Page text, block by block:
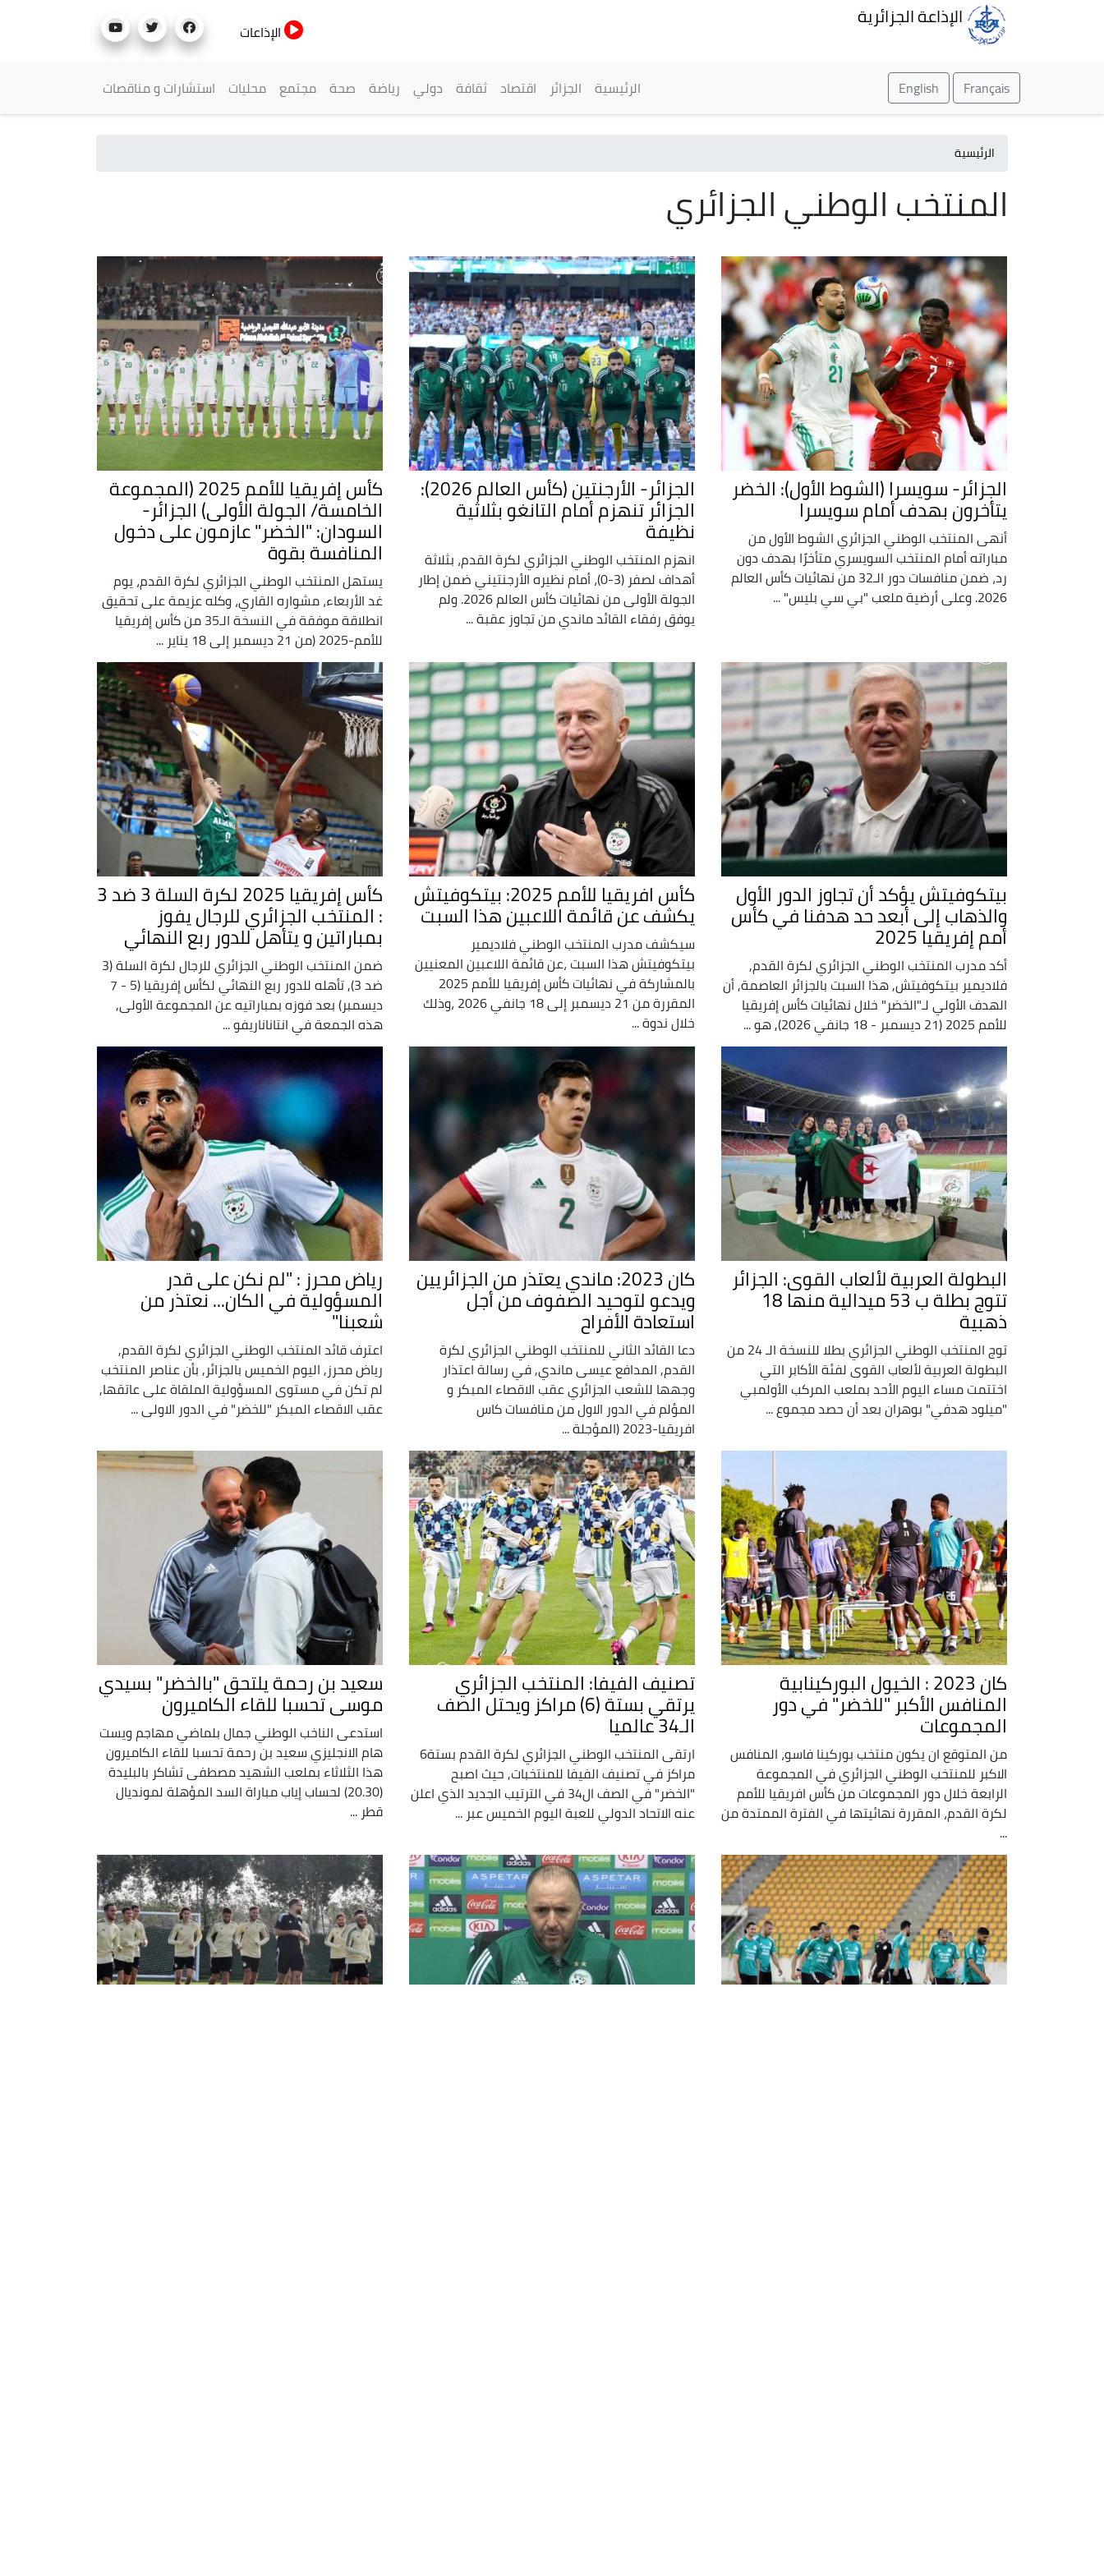
الإذاعة الجزائرية
الإذاعات
Français
English القائمة الرئيسية
الرئيسية الجزائر اقتصاد ثقافة دولي رياضة صحة مجتمع محليات استشارات و مناقصات
الرئيسية
المنتخب الوطني الجزائري
الجزائر- سويسرا (الشوط الأول): الخضر
يتأخرون بهدف أمام سويسرا
أنهى المنتخب الوطني الجزائري الشوط الأول من
مباراته أمام المنتخب السويسري متأخرًا بهدف دون
رد، ضمن منافسات دور الـ32 من نهائيات كأس العالم
2026. وعلى أرضية ملعب "بي سي بليس" ...
الجزائر- الأرجنتين (كأس العالم 2026):
الجزائر تنهزم أمام التانغو بثلاثية
نظيفة
انهزم المنتخب الوطني الجزائري لكرة القدم، بثلاثة
أهداف لصفر (3-0)، أمام نظيره الأرجنتيني ضمن إطار
الجولة الأولى من نهائيات كأس العالم 2026. ولم
يوفق رفقاء القائد ماندي من تجاوز عقبة ...
كأس إفريقيا للأمم 2025 (المجموعة
الخامسة/ الجولة الأولى) الجزائر-
السودان: "الخضر" عازمون على دخول
المنافسة بقوة
يستهل المنتخب الوطني الجزائري لكرة القدم، يوم
غد الأربعاء، مشواره القاري، وكله عزيمة على تحقيق
انطلاقة موفقة في النسخة الـ35 من كأس إفريقيا
للأمم-2025 (من 21 ديسمبر إلى 18 يناير ...
بيتكوفيتش يؤكد أن تجاوز الدور الأول
والذهاب إلى أبعد حد هدفنا في كأس
أمم إفريقيا 2025
أكد مدرب المنتخب الوطني الجزائري لكرة القدم,
فلاديمير بيتكوفيتش, هذا السبت بالجزائر العاصمة, أن
الهدف الأولي لـ"الخضر" خلال نهائيات كأس إفريقيا
للأمم 2025 (21 ديسمبر - 18 جانفي 2026), هو ...
كأس افريقيا للأمم 2025: بيتكوفيتش
يكشف عن قائمة اللاعبين هذا السبت
سيكشف مدرب المنتخب الوطني فلاديمير
بيتكوفيتش هذا السبت ،عن قائمة اللاعبين المعنيين
بالمشاركة في نهائيات كأس إفريقيا للأمم 2025
المقررة من 21 ديسمبر إلى 18 جانفي 2026 ،وذلك
خلال ندوة ...
كأس إفريقيا 2025 لكرة السلة 3 ضد 3
: المنتخب الجزائري للرجال يفوز
بمباراتين و يتأهل للدور ربع النهائي
ضمن المنتخب الوطني الجزائري للرجال لكرة السلة (3
ضد 3), تأهله للدور ربع النهائي لكأس إفريقيا (5 - 7
ديسمبر) بعد فوزه بمباراتيه عن المجموعة الأولى,
هذه الجمعة في انتاناناريفو ...
البطولة العربية لألعاب القوى: الجزائر
تتوج بطلة ب 53 ميدالية منها 18
ذهبية
توج المنتخب الوطني الجزائري بطلا للنسخة الـ 24 من
البطولة العربية لألعاب القوى لفئة الأكابر التي
اختتمت مساء اليوم الأحد بملعب المركب الأولمبي
"ميلود هدفي" بوهران بعد أن حصد مجموع ...
كان 2023: ماندي يعتذر من الجزائريين
ويدعو لتوحيد الصفوف من أجل
استعادة الأفراح
دعا القائد الثاني للمنتخب الوطني الجزائري لكرة
القدم, المدافع عيسى ماندي, في رسالة اعتذار
وجهها للشعب الجزائري عقب الاقصاء المبكر و
المؤلم في الدور الاول من منافسات كاس
افريقيا-2023 (المؤجلة ...
رياض محرز : "لم نكن على قدر
المسؤولية في الكان... نعتذر من
شعبنا"
اعترف قائد المنتخب الوطني الجزائري لكرة القدم,
رياض محرز, اليوم الخميس بالجزائر, بأن عناصر المنتخب
لم تكن في مستوى المسؤولية الملقاة على عاتقها,
عقب الاقصاء المبكر "للخضر" في الدور الاولى ...
كان 2023 : الخيول البوركينابية
المنافس الأكبر "للخضر" في دور
المجموعات
من المتوقع ان يكون منتخب بوركينا فاسو، المنافس
الاكبر للمنتخب الوطني الجزائري في المجموعة
الرابعة خلال دور المجموعات من كأس افريقيا للأمم
لكرة القدم، المقررة نهائيتها في الفترة الممتدة من
...
تصنيف الفيفا: المنتخب الجزائري
يرتقي بستة (6) مراكز ويحتل الصف
الـ34 عالميا
ارتقى المنتخب الوطني الجزائري لكرة القدم بستة6
مراكز في تصنيف الفيفا للمنتخبات, حيث اصبح
"الخضر" في الصف ال34 في الترتيب الجديد الذي اعلن
عنه الاتحاد الدولي للعبة اليوم الخميس عبر ...
سعيد بن رحمة يلتحق "بالخضر" بسيدي
موسى تحسبا للقاء الكاميرون
استدعى الناخب الوطني جمال بلماضي مهاجم ويست
هام الانجليزي سعيد بن رحمة تحسبا للقاء الكاميرون
هذا الثلاثاء بملعب الشهيد مصطفى تشاكر بالبليدة
(20.30) لحساب إياب مباراة السد المؤهلة لمونديال
قطر ...